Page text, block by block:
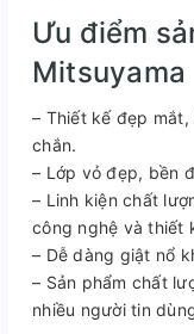
Ưu điểm
Mitsuyama
– Thiết kế đẹp
chắn.
– Lớp vỏ đẹp, bền
– Linh kiện chất
công nghệ và thiết
– Dễ dàng giật nổ
– Sản phẩm chất
nhiều người tin